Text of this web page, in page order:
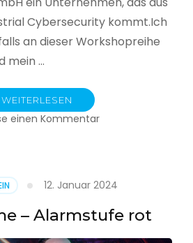
Cybersecurity kommt.Ich
an dieser Workshopreihe
mein …
WEITERLESEN
einen Kommentarzu
Produktion
12. Januar 2024
– Alarmstufe rot